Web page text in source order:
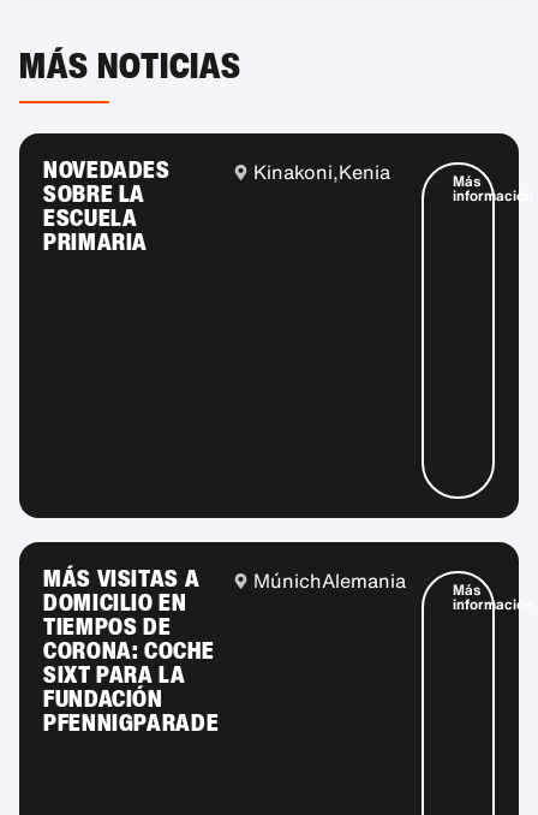
MÁS NOTICIAS
NOVEDADES
SOBRE LA
ESCUELA
PRIMARIA
Kinakoni,Kenia Más
información
MÁS VISITAS A
DOMICILIO EN
TIEMPOS DE
CORONA: COCHE
SIXT PARA LA
FUNDACIÓN
PFENNIGPARADE
MúnichAlemania Más
información